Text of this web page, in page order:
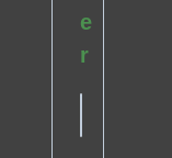
e
r